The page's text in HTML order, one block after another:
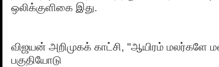
ஒலிக்குளிகை இது.
விஜயன் அறிமுகக் காட்சி, "ஆயிரம் மலர்களே
பகுதியோடு